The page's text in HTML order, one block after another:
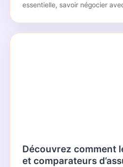
essentielle, savoir négocier
Découvrez comment
et comparateurs